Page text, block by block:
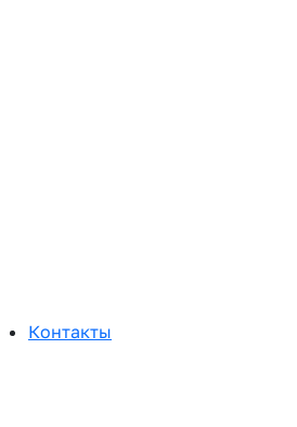
Контакты